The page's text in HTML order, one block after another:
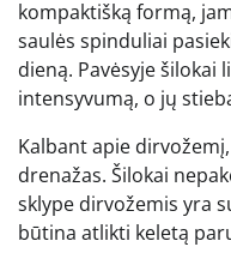
kompaktišką formą,
saulės spinduliai
dieną. Pavėsyje šilokai
intensyvumą, o jų
Kalbant apie
drenažas. Šilokai
sklype dirvožemis yra
būtina atlikti keletą